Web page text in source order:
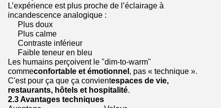
L’expérience est plus proche de l’éclairage à
incandescence analogique :
Plus doux
Plus calme
Contraste inférieur
Faible teneur en bleu
Les humains perçoivent le "dim-to-warm"
commeconfortable et émotionnel, pas « technique ».
C'est pour ça que ça convientespaces de vie,
restaurants, hôtels et hospitalité.
2.3 Avantages techniques